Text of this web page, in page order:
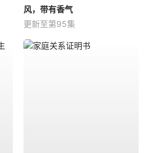
风，带有香气
更新至第95集